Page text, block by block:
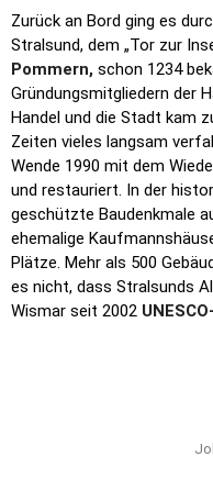
Zurück an Bord ging es
Stralsund, dem „Tor zur
Pommern, schon 1234
Gründungsmitgliedern der
Handel und die Stadt kam
Zeiten vieles langsam
Wende 1990 mit dem
und restauriert. In der
geschützte Baudenkmale
ehemalige
Plätze. Mehr als 500
es nicht, dass Stralsunds
Wismar seit 2002